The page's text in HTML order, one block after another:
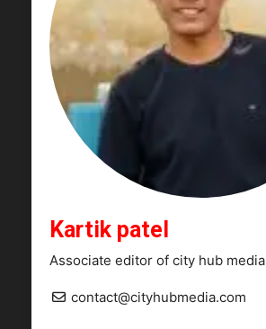
Kartik patel
Associate editor of city hub media
contact@cityhubmedia.com